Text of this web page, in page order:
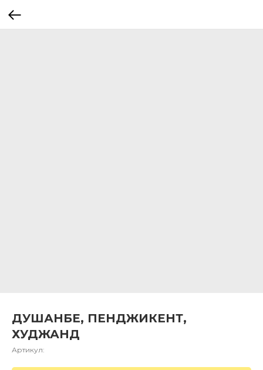
ДУШАНБЕ, ПЕНДЖИКЕНТ,
ХУДЖАНД
Артикул: